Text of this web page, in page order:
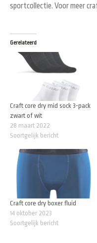
sportcollectie. Voor meer
Gerelateerd
Craft core dry mid sock 3-pack
zwart of wit
28 maart 2022
Soortgelijk bericht
Craft core dry boxer fluid
14 oktober 2023
Soortgelijk bericht